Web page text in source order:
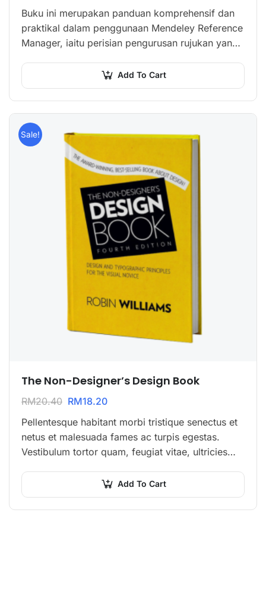
Buku ini merupakan panduan komprehensif dan
praktikal dalam penggunaan Mendeley Reference
Manager, iaitu perisian pengurusan rujukan yang
Add To Cart
Sale!
The Non-Designer’s Design Book
RM20.40 RM18.20
Pellentesque habitant morbi tristique senectus et
netus et malesuada fames ac turpis egestas.
Vestibulum tortor quam, feugiat vitae, ultricies
Add To Cart